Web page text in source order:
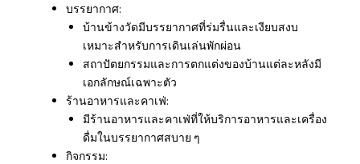
บรรยากาศ:
บ้านข้างวัดมีบรรยากาศที่ร่มรื่นและเงียบสงบ
เหมาะสำหรับการเดินเล่นพักผ่อน
สถาปัตยกรรมและการตกแต่งของบ้านแต่ละหลังมี
เอกลักษณ์เฉพาะตัว
ร้านอาหารและคาเฟ่:
มีร้านอาหารและคาเฟ่ที่ให้บริการอาหารและเครื่อง
ดื่มในบรรยากาศสบาย ๆ
กิจกรรม: